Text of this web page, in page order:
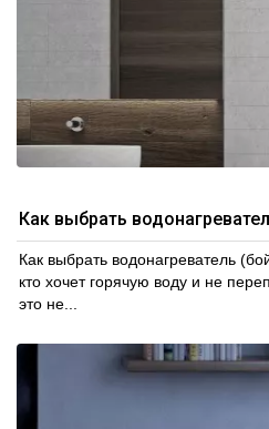
Как выбрать
Как выбрать водонагреватель
кто хочет горячую воду и не
это не...